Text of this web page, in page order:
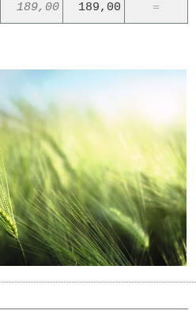
189,00 189,00 =